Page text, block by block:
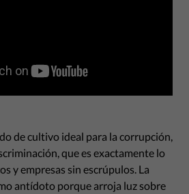
de cultivo ideal para la corrupción,
que es exactamente lo
y empresas sin escrúpulos. La
antídoto porque arroja luz sobre